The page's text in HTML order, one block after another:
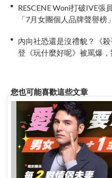
RESCENE Woni打破IVE張
「7月女團個人品牌聲譽榜
內向社恐還是沒禮貌？《
登《玩什麼好呢》被罵爆
您也可能喜歡這些文章